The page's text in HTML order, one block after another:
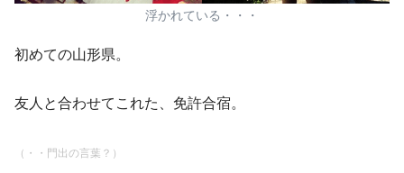
浮かれている・・・
初めての山形県。
友人と合わせてこれた、免許合宿。
（・・門出の言葉？）